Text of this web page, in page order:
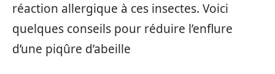
réaction allergique à ces insectes. Voici
quelques conseils pour réduire l’enflure
d’une piqûre d’abeille